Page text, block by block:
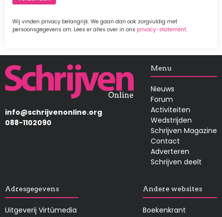
Wij vinden privacy belangrijk. We gaan dan ook zorgvuldig met
persoonsgegevens om. Lees er alles over in ons privacy-statement.
Afbeelding
info@schrijvenonline.org
088-1102090
Menu
Nieuws
Forum
Activiteiten
Wedstrijden
Schrijven Magazine
Contact
Adverteren
Schrijven deelt
Adresgegevens
Uitgeverij Virtùmedia
Andere websites
Boekenkrant